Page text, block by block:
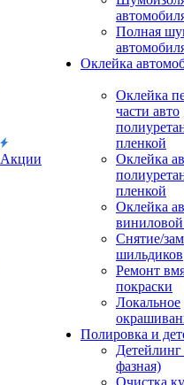
Акции
Полная
Оклейка
Оклейка
части авто
пленкой
Оклейка
пленкой
Оклейка
Снятие/
шильдиков
Ремонт
покраски
Локальное
Полировка и
фазная)
Очистка